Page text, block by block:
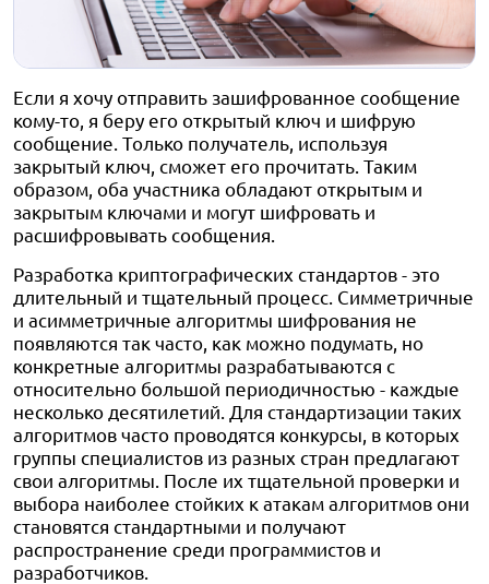
Если я хочу отправить зашифрованное сообщение
кому-то, я беру его открытый ключ и шифрую
сообщение. Только получатель, используя
закрытый ключ, сможет его прочитать. Таким
образом, оба участника обладают открытым и
закрытым ключами и могут шифровать и
расшифровывать сообщения.
Разработка криптографических стандартов - это
длительный и тщательный процесс. Симметричные
и асимметричные алгоритмы шифрования не
появляются так часто, как можно подумать, но
конкретные алгоритмы разрабатываются с
относительно большой периодичностью - каждые
несколько десятилетий. Для стандартизации таких
алгоритмов часто проводятся конкурсы, в которых
группы специалистов из разных стран предлагают
свои алгоритмы. После их тщательной проверки и
выбора наиболее стойких к атакам алгоритмов они
становятся стандартными и получают
распространение среди программистов и
разработчиков.